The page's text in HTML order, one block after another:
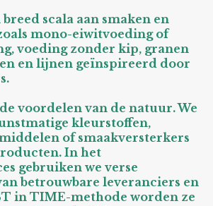
scala aan smaken en
mono-eiwitvoeding of
voeding zonder kip, granen
en lijnen geïnspireerd door
voordelen van de natuur. We
kleurstoffen,
of smaakversterkers
In het
gebruiken we verse
betrouwbare leveranciers en
in TIME-methode worden ze